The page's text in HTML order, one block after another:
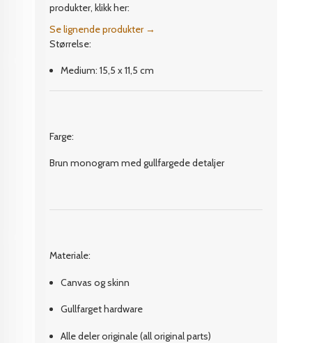
produkter, klikk her:
Se lignende produkter →
Størrelse:
Medium: 15,5 x 11,5 cm
Farge:
Brun monogram med gullfargede detaljer
Materiale:
Canvas og skinn
Gullfarget hardware
Alle deler originale (all original parts)